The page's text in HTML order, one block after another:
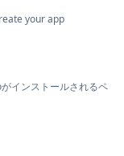
your app
インストールされるペ